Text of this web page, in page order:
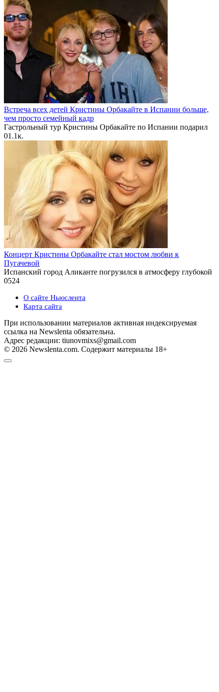
Встреча всех детей Кристины Орбакайте в Испании больше,
чем просто семейный кадр
Гастрольный тур Кристины Орбакайте по Испании подарил
01.1к.
Концерт Кристины Орбакайте стал мостом любви к
Пугачевой
Испанский город Аликанте погрузился в атмосферу глубокой
0524
О сайте Ньюслента
Карта сайта
При использовании материалов активная индексируемая
ссылка на Newslenta обязательна.
Адрес редакции: tiunovmixs@gmail.com
© 2026 Newslenta.com. Содержит материалы 18+